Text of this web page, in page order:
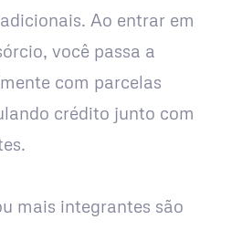
Ao entrar em
você passa a
com parcelas
crédito junto com
mais integrantes são